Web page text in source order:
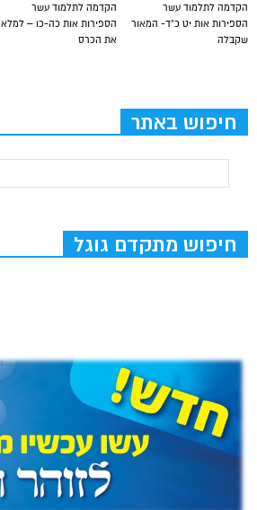
הקדמה לתלמוד עשר
הספירות אות כה-כו – למלא
את הכרס
הקדמה לתלמוד עשר
הספירות אות יט כ”ד- המאור
שקבלה
חיפוש באתר
חיפוש מתקדם גוגל